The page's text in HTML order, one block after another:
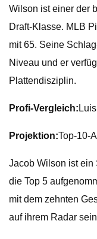
Wilson ist einer der
Draft-Klasse. MLB
mit 65. Seine
Niveau und er
Plattendisziplin.
Profi-Vergleich:
Projektion:Top-10-
Jacob Wilson ist ein
die Top 5
mit dem zehnten
auf ihrem Radar